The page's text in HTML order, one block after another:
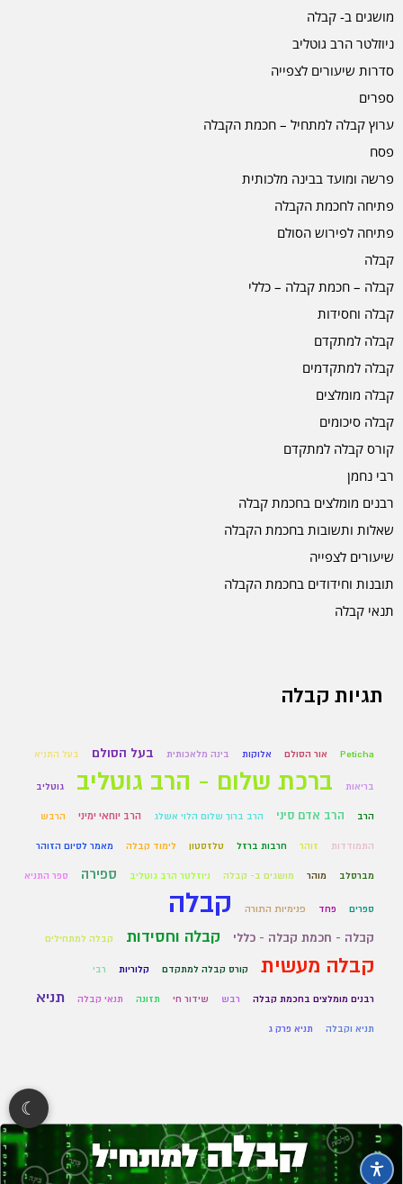
מושגים ב- קבלה
ניוזלטר הרב גוטליב
סדרות שיעורים לצפייה
ספרים
ערוץ קבלה למתחיל – חכמת הקבלה
פסח
פרשה ומועד בבינה מלכותית
פתיחה לחכמת הקבלה
פתיחה לפירוש הסולם
קבלה
קבלה – חכמת קבלה – כללי
קבלה וחסידות
קבלה למתקדם
קבלה למתקדמים
קבלה מומלצים
קבלה סיכומים
קורס קבלה למתקדם
רבי נחמן
רבנים מומלצים בחכמת קבלה
שאלות ותשובות בחכמת הקבלה
שיעורים לצפייה
תובנות וחידודים בחכמת הקבלה
תנאי קבלה
תגיות קבלה
Peticha אור הסולם אלוקות בינה מלאכותית בעל הסולם בעל התניא
בריאות ברכת שלום - הרב גוטליב גוטליב
הרב הרב אדם סיני הרב ברוך שלום הלוי אשלג הרב יוחאי ימיני הרבש
התמודדות זוהר חרבות ברזל טלזסטון לימוד קבלה מאמר לסיום הזוהר
מברסלב מוהר מושגים ב- קבלה ניוזלטר הרב גוטליב ספירה ספר התניא
ספרים פחד פנימיות התורה קבלה
קבלה - חכמת קבלה - כללי קבלה וחסידות קבלה למתחילים
קבלה מעשית קורס קבלה למתקדם קלוריות רבי
רבנים מומלצים בחכמת קבלה רבש שידור חי תזונה תנאי קבלה תניא
תניא וקבלה תניא פרק ג
☾